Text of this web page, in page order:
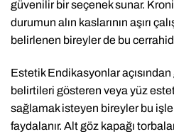
güvenilir bir seçenek sunar.
durumun alın kaslarının aşırı
belirlenen bireyler de bu
Estetik Endikasyonlar
belirtileri gösteren veya yüz
sağlamak isteyen bireyler bu
faydalanır. Alt göz kapağı